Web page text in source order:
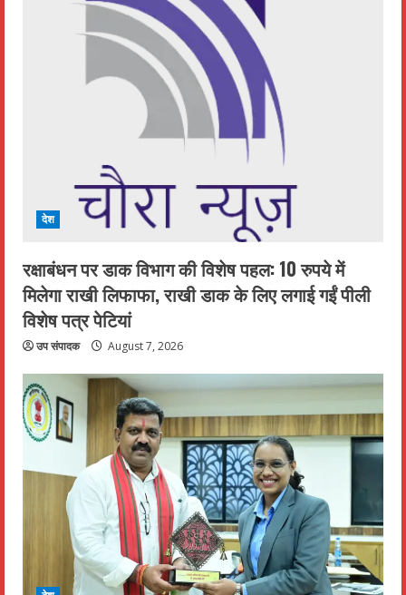
देश
रक्षाबंधन पर डाक विभाग की विशेष पहल: 10 रुपये में
मिलेगा राखी लिफाफा, राखी डाक के लिए लगाई गईं पीली
विशेष पत्र पेटियां
उप संपादक August 7, 2026